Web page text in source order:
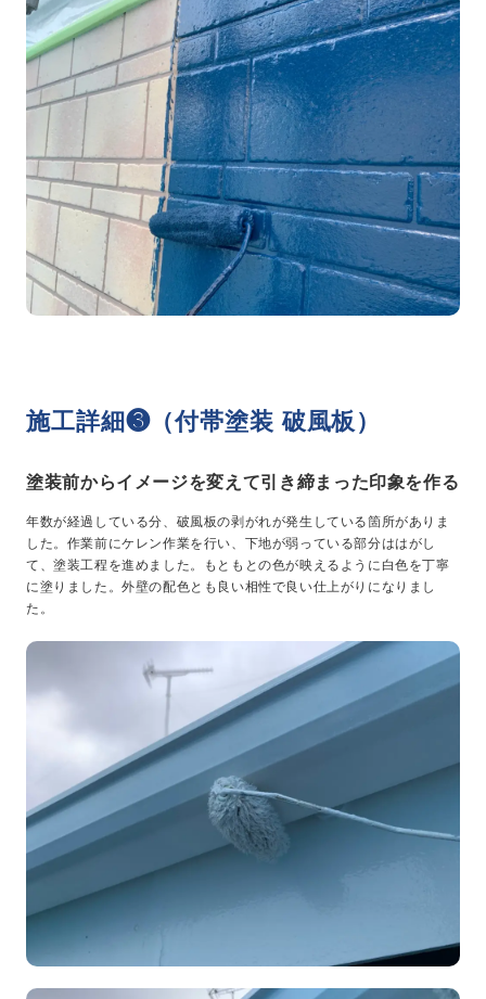
施工詳細❸（付帯塗装 破風板）
塗装前からイメージを変えて引き締まった印象を作る
年数が経過している分、破風板の剥がれが発生している箇所がありま
した。作業前にケレン作業を行い、下地が弱っている部分ははがし
て、塗装工程を進めました。もともとの色が映えるように白色を丁寧
に塗りました。外壁の配色とも良い相性で良い仕上がりになりまし
た。